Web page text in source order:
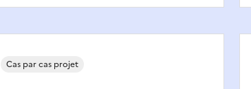
Cas par cas projet